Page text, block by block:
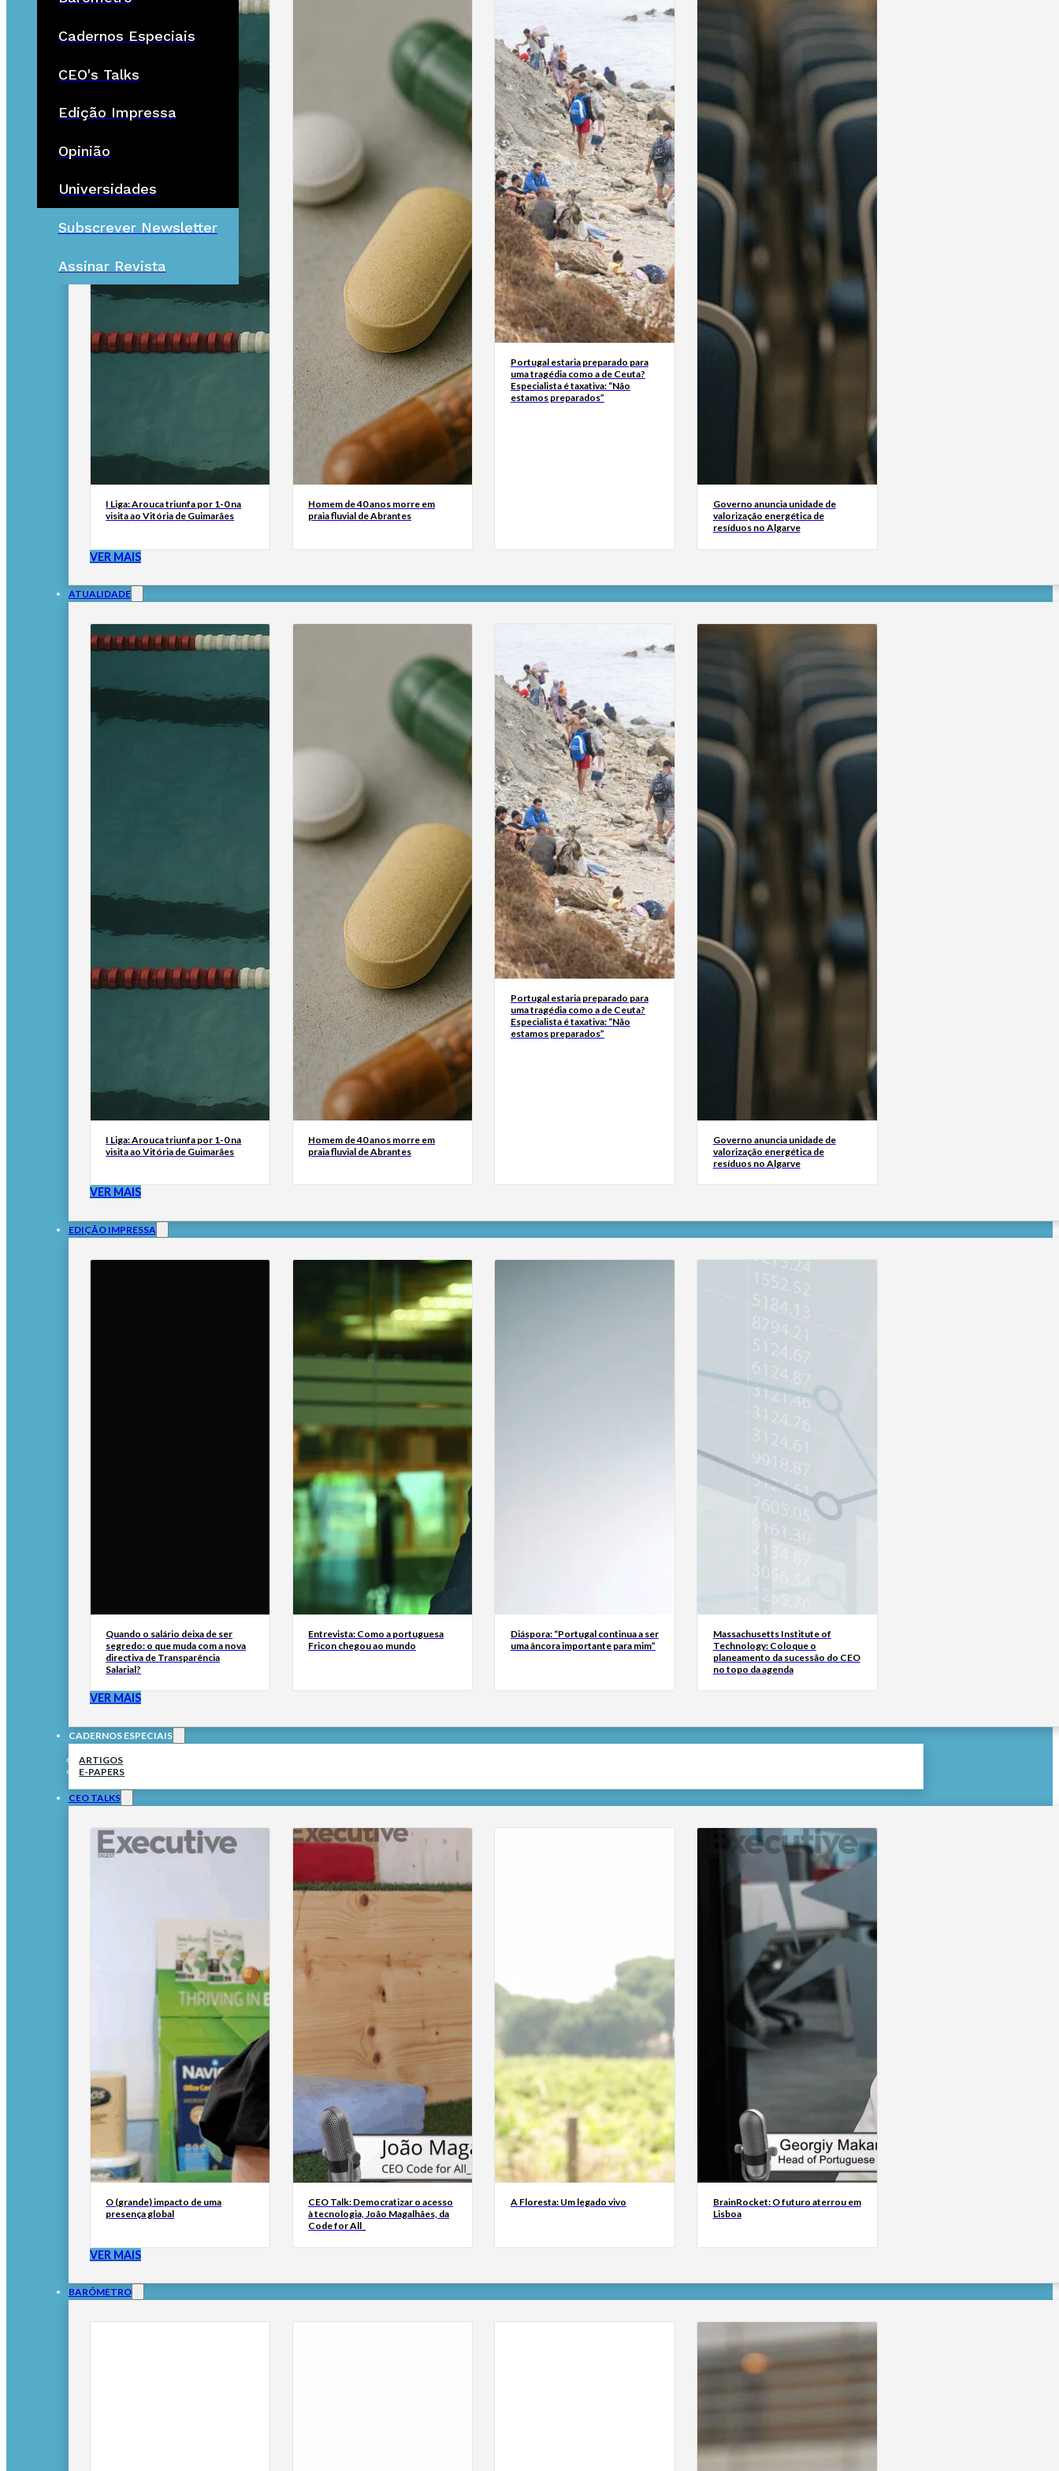
Cadernos Especiais
CEO's Talks
Edição Impressa
Opinião
Universidades
Subscrever Newsletter
Assinar Revista
I Liga: Arouca triunfa por 1-0 na
visita ao Vitória de Guimarães
Homem de 40 anos morre em
praia fluvial de Abrantes
Portugal estaria preparado para
uma tragédia como a de Ceuta?
Especialista é taxativa: “Não
estamos preparados”
Governo anuncia unidade de
valorização energética de
resíduos no Algarve
VER MAIS
ATUALIDADE
I Liga: Arouca triunfa por 1-0 na
visita ao Vitória de Guimarães
Homem de 40 anos morre em
praia fluvial de Abrantes
Portugal estaria preparado para
uma tragédia como a de Ceuta?
Especialista é taxativa: “Não
estamos preparados”
Governo anuncia unidade de
valorização energética de
resíduos no Algarve
VER MAIS
EDIÇÃO IMPRESSA
Quando o salário deixa de ser
segredo: o que muda com a nova
directiva de Transparência
Salarial?
Entrevista: Como a portuguesa
Fricon chegou ao mundo
Diáspora: “Portugal continua a ser
uma âncora importante para mim”
Massachusetts Institute of
Technology: Coloque o
planeamento da sucessão do CEO
no topo da agenda
VER MAIS
CADERNOS ESPECIAIS
ARTIGOS
E-PAPERS
CEO TALKS
O (grande) impacto de uma
presença global
CEO Talk: Democratizar o acesso
à tecnologia, João Magalhães, da
Code for All_
A Floresta: Um legado vivo
BrainRocket: O futuro aterrou em
Lisboa
VER MAIS
BARÓMETRO